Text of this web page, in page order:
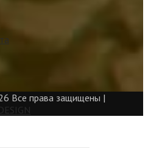
Все права защищены |